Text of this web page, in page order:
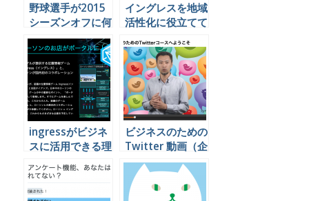
野球選手が2015
シーズンオフに何
をやっているかを
Twitterで見てみ
よう
イングレスを地域
活性化に役立てて
いる地方公共団体
の事例
ingressがビジネ
スに活用できる理
由をがっつり書い
てみましたで
ビジネスのための
Twitter 動画（企
業向け）